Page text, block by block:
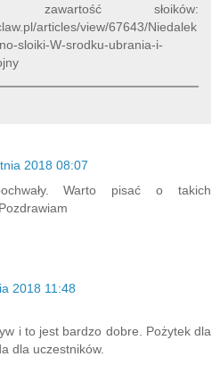
słoików:
articles/view/67643/Niedalek
sloiki-W-srodku-ubrania-i-
2018 08:07
Warto pisać o takich
2018 11:48
i to jest bardzo dobre. Pożytek dla
dla uczestników.